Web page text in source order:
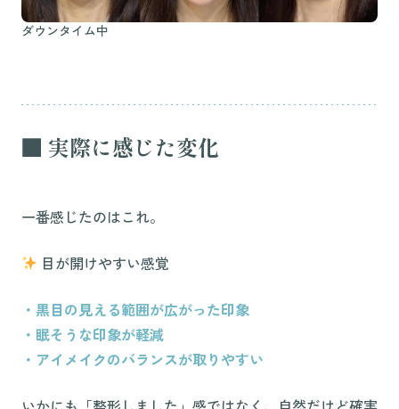
ダウンタイム中
■ 実際に感じた変化
一番感じたのはこれ。
目が開けやすい感覚
・黒目の見える範囲が広がった印象
・眠そうな印象が軽減
・アイメイクのバランスが取りやすい